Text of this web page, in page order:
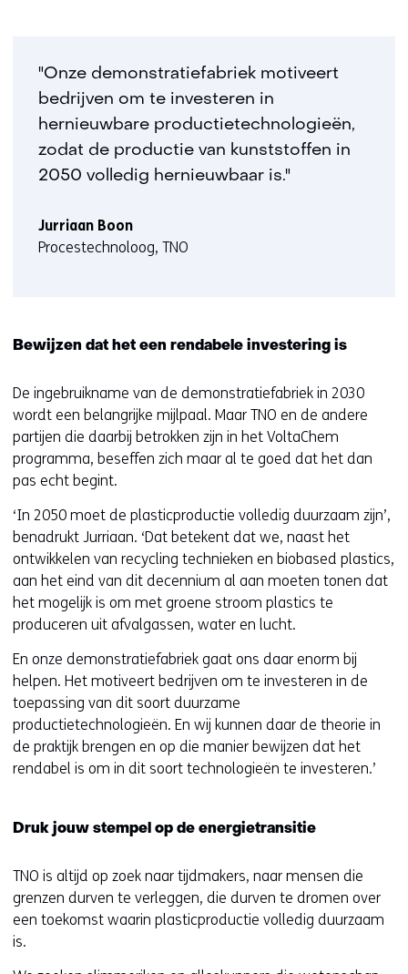
"Onze demonstratiefabriek motiveert
bedrijven om te investeren in
hernieuwbare productietechnologieën,
zodat de productie van kunststoffen in
2050 volledig hernieuwbaar is."
Jurriaan Boon
Procestechnoloog, TNO
Bewijzen dat het een rendabele investering is
De ingebruikname van de demonstratiefabriek in 2030
wordt een belangrijke mijlpaal. Maar TNO en de andere
partijen die daarbij betrokken zijn in het VoltaChem
programma, beseffen zich maar al te goed dat het dan
pas echt begint.
‘In 2050 moet de plasticproductie volledig duurzaam zijn’,
benadrukt Jurriaan. ‘Dat betekent dat we, naast het
ontwikkelen van recycling technieken en biobased plastics,
aan het eind van dit decennium al aan moeten tonen dat
het mogelijk is om met groene stroom plastics te
produceren uit afvalgassen, water en lucht.
En onze demonstratiefabriek gaat ons daar enorm bij
helpen. Het motiveert bedrijven om te investeren in de
toepassing van dit soort duurzame
productietechnologieën. En wij kunnen daar de theorie in
de praktijk brengen en op die manier bewijzen dat het
rendabel is om in dit soort technologieën te investeren.’
Druk jouw stempel op de energietransitie
TNO is altijd op zoek naar tijdmakers, naar mensen die
grenzen durven te verleggen, die durven te dromen over
een toekomst waarin plasticproductie volledig duurzaam
is.